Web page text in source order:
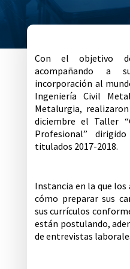
Con el objetivo
acompañando a
incorporación al
Ingeniería Civil
Metalurgia,
diciembre el Taller
Profesional”
titulados 2017-2018.
Instancia en la que
cómo preparar sus
sus currículos
están postulando,
de entrevistas